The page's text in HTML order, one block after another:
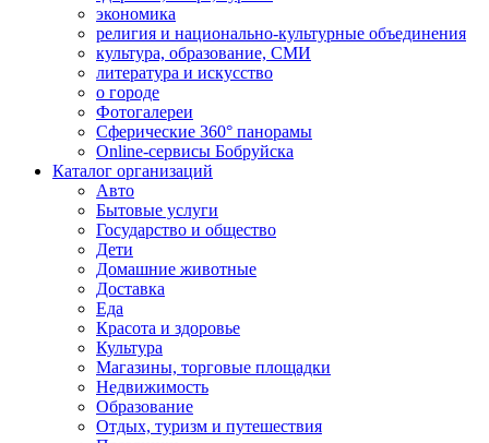
экономика
религия и национально-культурные объединения
культура, образование, СМИ
литература и искусство
о городе
Фотогалереи
Сферические 360° панорамы
Online-сервисы Бобруйска
Каталог организаций
Авто
Бытовые услуги
Государство и общество
Дети
Домашние животные
Доставка
Еда
Красота и здоровье
Культура
Магазины, торговые площадки
Недвижимость
Образование
Отдых, туризм и путешествия